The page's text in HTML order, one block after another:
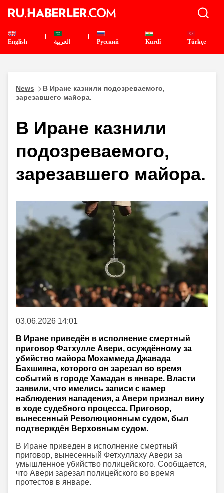
English العربية Pусский Kurdî Türkçe
News
В Иране казнили подозреваемого,
зарезавшего майора.
В Иране казнили
подозреваемого,
зарезавшего майора.
03.06.2026 14:01
В Иране приведён в исполнение смертный
приговор Фатхулле Авери, осуждённому за
убийство майора Мохаммеда Джавада
Бахшияна, которого он зарезал во время
событий в городе Хамадан в январе. Власти
заявили, что имелись записи с камер
наблюдения нападения, а Авери признал вину
в ходе судебного процесса. Приговор,
вынесенный Революционным судом, был
подтверждён Верховным судом.
В Иране приведен в исполнение смертный
приговор, вынесенный Фетхуллаху Авери за
умышленное убийство полицейского. Сообщается,
что Авери зарезал полицейского во время
протестов в январе.